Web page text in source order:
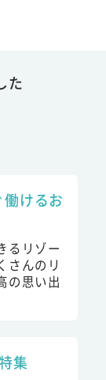
た
けるお
るリゾー
さんのリ
の思い出
集